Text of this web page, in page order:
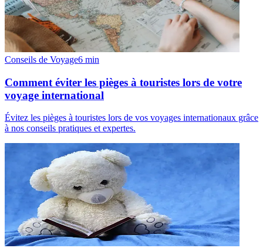
Conseils de Voyage6 min
Comment éviter les pièges à touristes lors de votre
voyage international
Évitez les pièges à touristes lors de vos voyages internationaux grâce
à nos conseils pratiques et expertes.